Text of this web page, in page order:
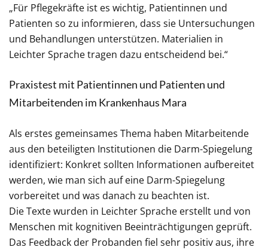
„Für Pflegekräfte ist es wichtig, Patientinnen und
Patienten so zu informieren, dass sie Untersuchungen
und Behandlungen unterstützen. Materialien in
Leichter Sprache tragen dazu entscheidend bei.“
Praxistest mit Patientinnen und Patienten und
Mitarbeitenden im Krankenhaus Mara
Als erstes gemeinsames Thema haben Mitarbeitende
aus den beteiligten Institutionen die Darm-Spiegelung
identifiziert: Konkret sollten Informationen aufbereitet
werden, wie man sich auf eine Darm-Spiegelung
vorbereitet und was danach zu beachten ist.
Die Texte wurden in Leichter Sprache erstellt und von
Menschen mit kognitiven Beeinträchtigungen geprüft.
Das Feedback der Probanden fiel sehr positiv aus, ihre